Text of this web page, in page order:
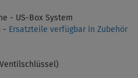
- US-Box System
- Ersatzteile verfügbar in Zubehör